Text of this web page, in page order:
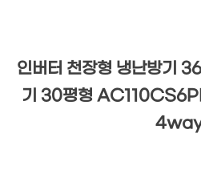
인버터 천장형 냉난방기
기 30평형